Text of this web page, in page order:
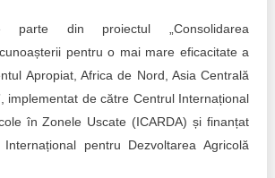
parte din proiectul „Consolidarea
pentru o mai mare eficacitate a
Apropiat, Africa de Nord, Asia Centrală
implementat de către Centrul Internațional
în Zonele Uscate (ICARDA) și finanțat
pentru Dezvoltarea Agricolă